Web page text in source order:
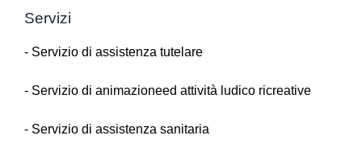
Servizi
- Servizio di assistenza tutelare
- Servizio di animazioneed attività ludico ricreative
- Servizio di assistenza sanitaria